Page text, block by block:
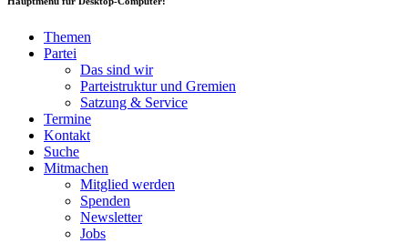
Themen
Partei
Das sind wir
Parteistruktur und Gremien
Satzung & Service
Termine
Kontakt
Suche
Mitmachen
Mitglied werden
Spenden
Newsletter
Jobs